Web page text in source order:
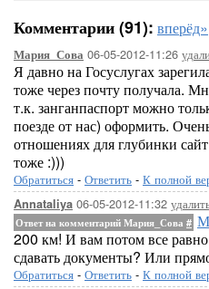
Комментарии (91): вперёд»
Мария_Сова 06-05-2012-11:26
Я давно на Госуслугах
тоже через почту получала.
т.к. занганпаспорт можно
поезде от нас) оформить.
отношениях для глубинки
тоже :)))
Обратиться - Ответить - К полной
Annataliya 06-05-2012-11:32
Ответ на комментарий Мария_Сова #
200 км! И вам потом все
сдавать документы? Или
Обратиться - Ответить - К полной